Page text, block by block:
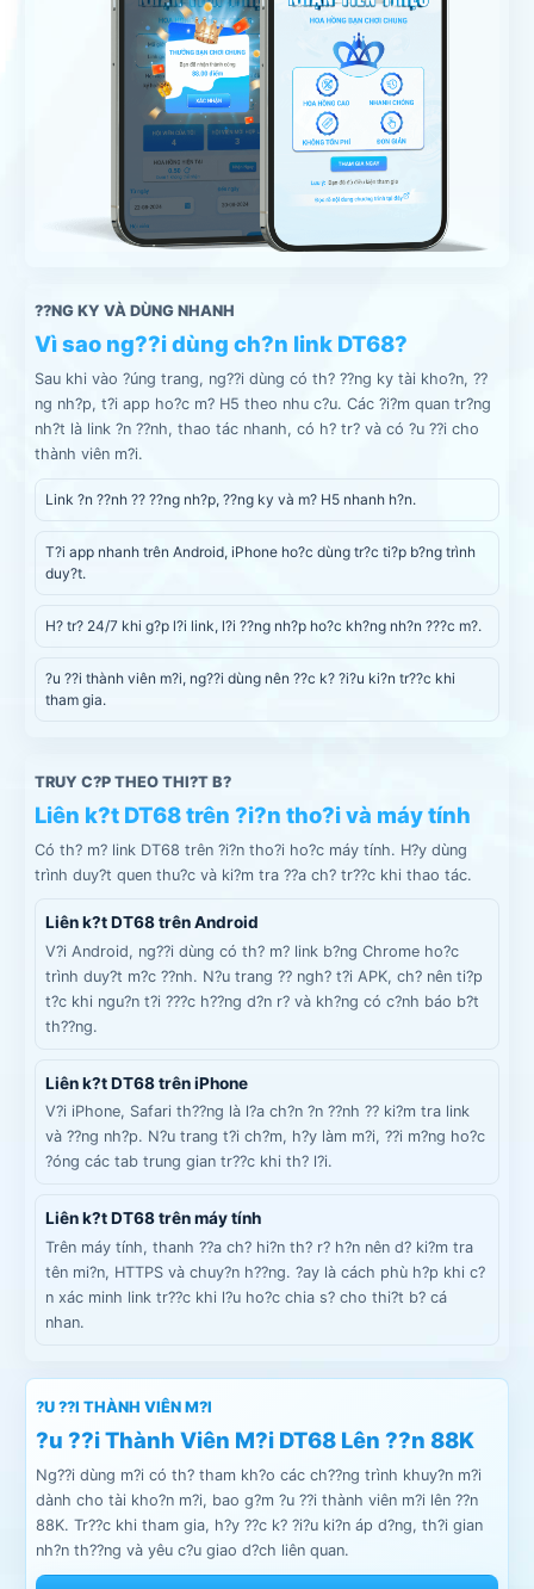
??NG KY VÀ DÙNG NHANH
Vì sao ng??i dùng ch?n link DT68?
Sau khi vào ?úng trang, ng??i dùng có th? ??ng ky tài kho?n, ??
ng nh?p, t?i app ho?c m? H5 theo nhu c?u. Các ?i?m quan tr?ng
nh?t là link ?n ??nh, thao tác nhanh, có h? tr? và có ?u ??i cho
thành viên m?i.
Link ?n ??nh ?? ??ng nh?p, ??ng ky và m? H5 nhanh h?n.
T?i app nhanh trên Android, iPhone ho?c dùng tr?c ti?p b?ng trình
duy?t.
H? tr? 24/7 khi g?p l?i link, l?i ??ng nh?p ho?c kh?ng nh?n ???c m?.
?u ??i thành viên m?i, ng??i dùng nên ??c k? ?i?u ki?n tr??c khi
tham gia.
TRUY C?P THEO THI?T B?
Liên k?t DT68 trên ?i?n tho?i và máy tính
Có th? m? link DT68 trên ?i?n tho?i ho?c máy tính. H?y dùng
trình duy?t quen thu?c và ki?m tra ??a ch? tr??c khi thao tác.
Liên k?t DT68 trên Android
V?i Android, ng??i dùng có th? m? link b?ng Chrome ho?c
trình duy?t m?c ??nh. N?u trang ?? ngh? t?i APK, ch? nên ti?p
t?c khi ngu?n t?i ???c h??ng d?n r? và kh?ng có c?nh báo b?t
th??ng.
Liên k?t DT68 trên iPhone
V?i iPhone, Safari th??ng là l?a ch?n ?n ??nh ?? ki?m tra link
và ??ng nh?p. N?u trang t?i ch?m, h?y làm m?i, ??i m?ng ho?c
?óng các tab trung gian tr??c khi th? l?i.
Liên k?t DT68 trên máy tính
Trên máy tính, thanh ??a ch? hi?n th? r? h?n nên d? ki?m tra
tên mi?n, HTTPS và chuy?n h??ng. ?ay là cách phù h?p khi c?
n xác minh link tr??c khi l?u ho?c chia s? cho thi?t b? cá
nhan.
?U ??I THÀNH VIÊN M?I
?u ??i Thành Viên M?i DT68 Lên ??n 88K
Ng??i dùng m?i có th? tham kh?o các ch??ng trình khuy?n m?i
dành cho tài kho?n m?i, bao g?m ?u ??i thành viên m?i lên ??n
88K. Tr??c khi tham gia, h?y ??c k? ?i?u ki?n áp d?ng, th?i gian
nh?n th??ng và yêu c?u giao d?ch liên quan.